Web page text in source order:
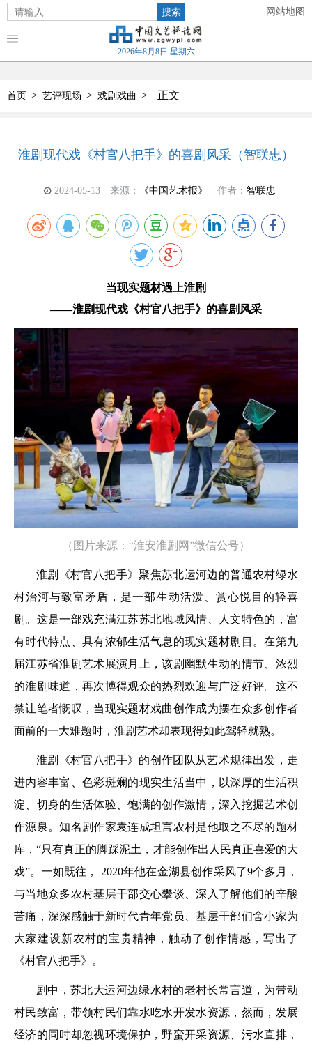
搜索 网站地图
2026年8月8日 星期六
首页 > 艺评现场 > 戏剧戏曲 > 正文
淮剧现代戏《村官八把手》的喜剧风采（智联忠）
2024-05-13 来源： 《中国艺术报》 作者： 智联忠
当现实题材遇上淮剧
——淮剧现代戏《村官八把手》的喜剧风采
（图片来源：“淮安淮剧网”微信公号）
淮剧《村官八把手》聚焦苏北运河边的普通农村绿水
村治河与致富矛盾，是一部生动活泼、赏心悦目的轻喜
剧。这是一部戏充满江苏苏北地域风情、人文特色的，富
有时代特点、具有浓郁生活气息的现实题材剧目。在第九
届江苏省淮剧艺术展演月上，该剧幽默生动的情节、浓烈
的淮剧味道，再次博得观众的热烈欢迎与广泛好评。这不
禁让笔者慨叹，当现实题材戏曲创作成为摆在众多创作者
面前的一大难题时，淮剧艺术却表现得如此驾轻就熟。
淮剧《村官八把手》的创作团队从艺术规律出发，走
进内容丰富、色彩斑斓的现实生活当中，以深厚的生活积
淀、切身的生活体验、饱满的创作激情，深入挖掘艺术创
作源泉。知名剧作家袁连成坦言农村是他取之不尽的题材
库，“只有真正的脚踩泥土，才能创作出人民真正喜爱的大
戏”。一如既往， 2020年他在金湖县创作采风了9个多月，
与当地众多农村基层干部交心攀谈、深入了解他们的辛酸
苦痛，深深感触于新时代青年党员、基层干部们舍小家为
大家建设新农村的宝贵精神，触动了创作情感，写出了
《村官八把手》。
剧中，苏北大运河边绿水村的老村长常言道，为带动
村民致富，带领村民们靠水吃水开发水资源，然而，发展
经济的同时却忽视环境保护，野蛮开采资源、污水直排，